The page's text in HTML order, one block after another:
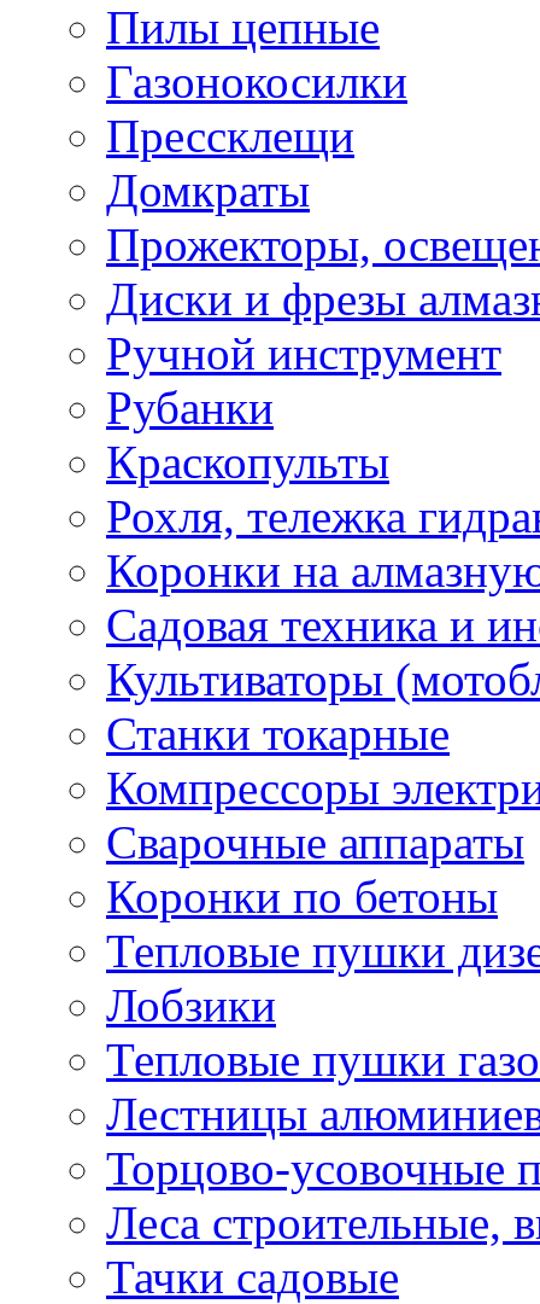
Пилы цепные
Газонокосилки
Прессклещи
Домкраты
Прожекторы,
Диски и фрезы
Ручной инструмент
Рубанки
Краскопульты
Рохля, тележка
Коронки на
Садовая техника и
Культиваторы
Станки токарные
Компрессоры
Сварочные аппараты
Коронки по бетоны
Тепловые пушки
Лобзики
Тепловые пушки
Лестницы
Торцово-усовочные
Леса строительные,
Тачки садовые